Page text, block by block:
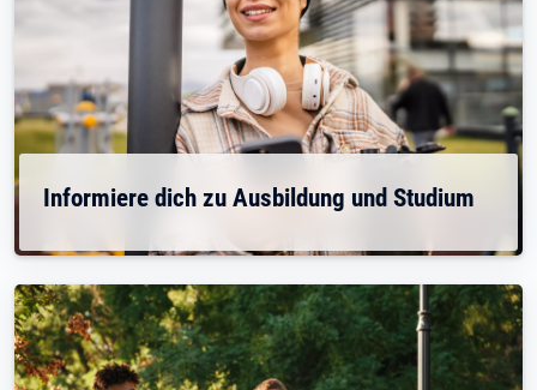
Informiere dich zu Ausbildung und Studium